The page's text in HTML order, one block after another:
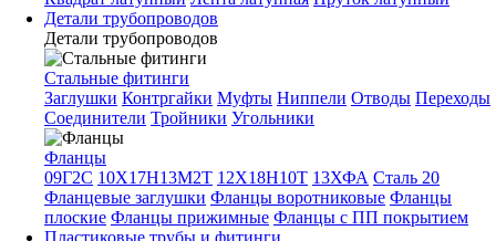
Детали трубопроводов
Детали трубопроводов
Стальные фитинги
Заглушки Контргайки Муфты Ниппели Отводы Переходы
Соединители Тройники Угольники
Фланцы
09Г2С 10Х17Н13М2Т 12Х18Н10Т 13ХФА Сталь 20
Фланцевые заглушки Фланцы воротниковые Фланцы
плоские Фланцы прижимные Фланцы с ПП покрытием
Пластиковые трубы и фитинги